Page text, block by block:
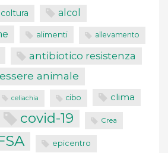
alcol
alimenti allevamento
antibiotico resistenza
animale
celiachia cibo clima
covid-19 Crea
epicentro